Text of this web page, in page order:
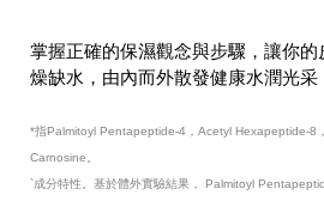
掌握正確的保濕觀念與步驟，讓你
燥缺水，由內而外散發健康水潤光采
*指Palmitoyl Pentapeptide-4，Acetyl Hexapeptide-8
Carnosine。
`成分特性。基於體外實驗結果， Palmitoyl